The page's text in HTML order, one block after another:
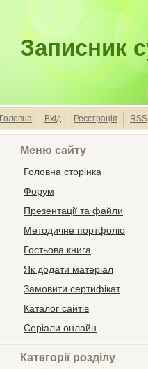
Записник
Головна Вхід Реєстрація RSS
Меню сайту
Головна сторінка
Форум
Презентації та файли
Методичне портфоліо
Гостьова книга
Як додати матеріал
Замовити сертифікат
Каталог сайтів
Серіали онлайн
Категорії розділу